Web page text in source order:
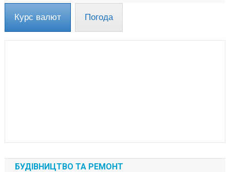
Курс валют Погода
БУДІВНИЦТВО ТА РЕМОНТ